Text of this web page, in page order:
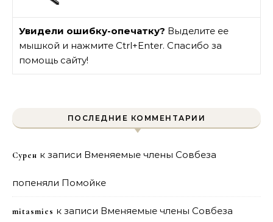
Увидели ошибку-опечатку? Выделите ее
мышкой и нажмите Ctrl+Enter. Спасибо за
помощь сайту!
ПОСЛЕДНИЕ КОММЕНТАРИИ
Сурен к записи Вменяемые члены Совбеза
попеняли Помойке
mitasmies к записи Вменяемые члены Совбеза